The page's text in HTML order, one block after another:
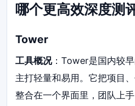
哪个更高效深度测
Tower
工具概况：Tower是国内较
主打轻量和易用。它把项目
整合在一个界面里，团队上